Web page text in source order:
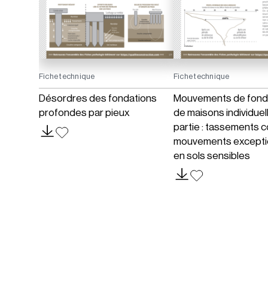
Fiche technique
Désordres des fondations
profondes par pieux
Fiche technique
Mouvements de
de maisons
partie : tassements
mouvements
en sols sensibles